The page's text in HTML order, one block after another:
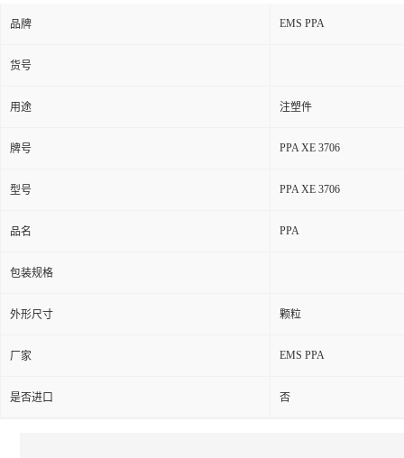
品牌 EMS PPA
货号
用途 注塑件
牌号 PPA XE 3706
型号 PPA XE 3706
品名 PPA
包装规格
外形尺寸 颗粒
厂家 EMS PPA
是否进口 否